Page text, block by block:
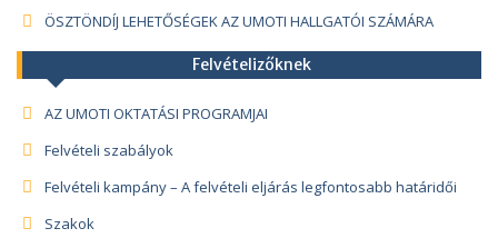
ÖSZTÖNDÍJ LEHETŐSÉGEK AZ UMOTI HALLGATÓI SZÁMÁRA
Felvételizőknek
AZ UMOTI OKTATÁSI PROGRAMJAI
Felvételi szabályok
Felvételi kampány – A felvételi eljárás legfontosabb határidői
Szakok